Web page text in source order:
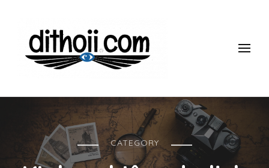
ĐI THÔII!
Du lịch một mình có gì thú vị? làm thế nào để đi một mình mà
vẫn an toàn, giá rẻ vui vẻ? Tham khảo những kinh nghiệm 10
năm đi du lịch một mình của mình nhé.
CATEGORY